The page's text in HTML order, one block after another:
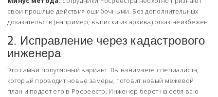
свои прошлые действия ошибочными. Без дополнительных
доказательств (например, выписки из архива) отказ неизбежен.
2. Исправление через кадастрового
инженера
Это самый популярный вариант. Вы нанимаете специалиста,
который проводит новые замеры, готовит новый межевой
план и подает его в Росреестр. Инженер берет на себя всю